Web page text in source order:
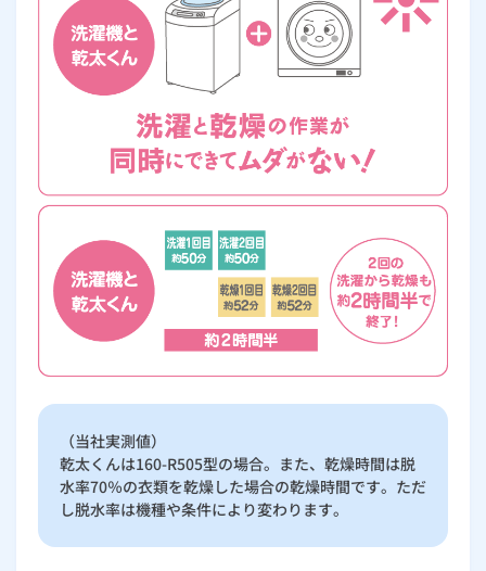
（当社実測値）
乾太くんは160-R505型の場合。また、乾燥時間は脱
水率70％の衣類を乾燥した場合の乾燥時間です。ただ
し脱水率は機種や条件により変わります。